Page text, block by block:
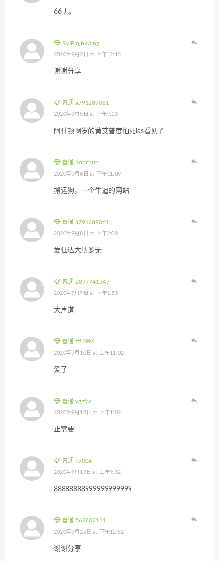
66丿。
SVIP ojbkyang
2020年9月2日 at 上午12:15
谢谢分享
普通 a791289061
2020年9月5日 at 下午9:13
阿什顿啊岁的黄艾普度怕死ias看见了
普通 bobchun
2020年9月6日 at 下午11:09
搬运狗，一个牛逼的网站
普通 a791289061
2020年9月8日 at 下午2:09
爱仕达大所多无
普通 2877741347
2020年9月9日 at 下午2:53
大声道
普通 tff1996
2020年9月10日 at 上午11:02
爱了
普通 vggfac
2020年9月18日 at 下午1:02
正需要
普通 k9004
2020年9月19日 at 上午9:32
88888888999999999999
普通 562802111
2020年9月22日 at 下午12:52
谢谢分享